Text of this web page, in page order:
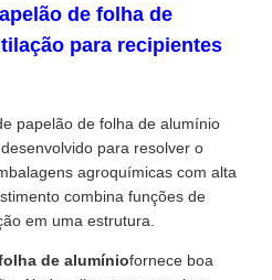
de folha de
para recipientes
papelão de folha de alumínio
para resolver o
agroquímicas com alta
combina funções de
em uma estrutura.
de alumíniofornece boa